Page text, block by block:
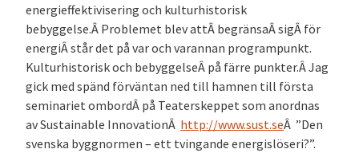
energieffektivisering och kulturhistorisk
bebyggelse.Â Problemet blev attÂ begränsaÂ sigÂ för
energiÂ står det på var och varannan programpunkt.
Kulturhistorisk och bebyggelseÂ på färre punkter.Â Jag
gick med spänd förväntan ned till hamnen till första
seminariet ombordÂ på Teaterskeppet som anordnas
av Sustainable InnovationÂ http://www.sust.seÂ ”Den
svenska byggnormen – ett tvingande energislöseri?”.